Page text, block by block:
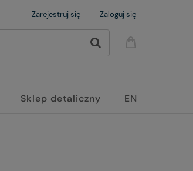
Zarejestruj się Zaloguj się
Sklep detaliczny EN